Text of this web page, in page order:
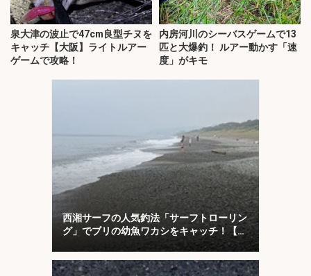
泉大津の波止で47cm良型チヌを
キャッチ【大阪】ライトルアー
ゲームで攻略！
内房河川のシーバスゲームで13
匹と大爆釣！ ルアー動かす「速
度」がキモ
西湘サーフの人気釣法「サーフトローリン
グ」でブリの幼魚ワカシをキャッチ！【大